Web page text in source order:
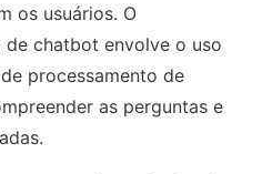
os usuários. O
chatbot envolve o uso
processamento de
as perguntas e